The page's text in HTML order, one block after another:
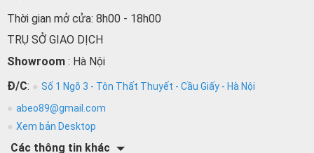
Thời gian mở cửa: 8h00 - 18h00
TRỤ SỞ GIAO DỊCH
Showroom : Hà Nội
Đ/C:
Số 1 Ngõ 3 - Tôn Thất Thuyết - Cầu Giấy - Hà Nội
abeo89@gmail.com
Xem bản Desktop
Các thông tin khác